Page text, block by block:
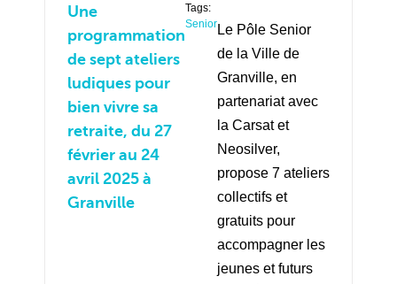
Une
programmation
de sept ateliers
ludiques pour
bien vivre sa
retraite, du 27
février au 24
avril 2025 à
Granville
Tags:
Senior Le Pôle Senior
de la Ville de
Granville, en
partenariat avec
la Carsat et
Neosilver,
propose 7 ateliers
collectifs et
gratuits pour
accompagner les
jeunes et futurs